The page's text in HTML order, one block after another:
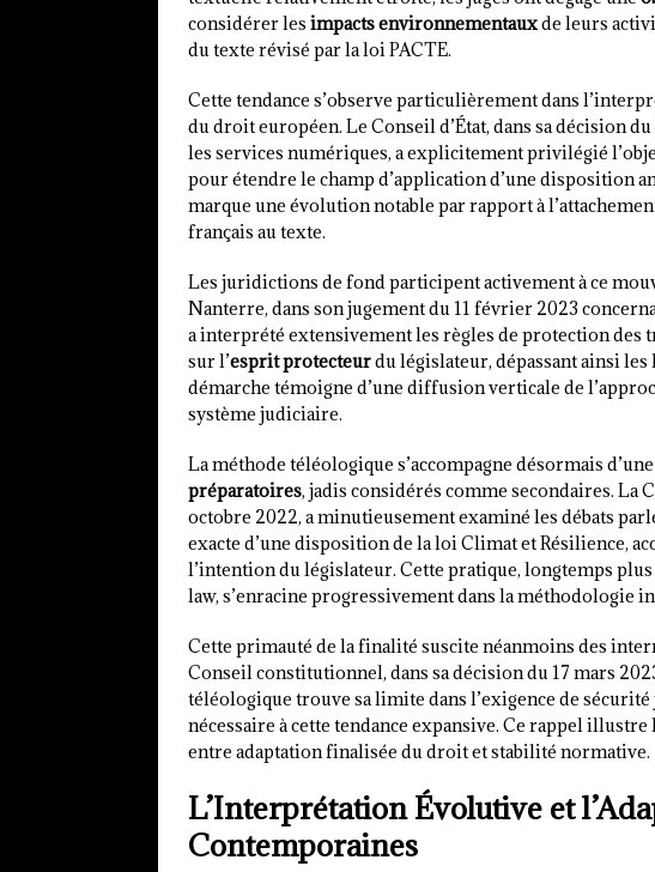
considérer les impacts environnementauxde leurs
du texte révisé par la loi PACTE.
Cette tendance s’observe particulièrement dans
du droit européen. Le Conseil d’État, dans sa décision
les services numériques, a explicitement privilégié
pour étendre le champ d’application d’une disposition
marque une évolution notable par rapport à
français au texte.
Les juridictions de fond participent activement à ce
Nanterre, dans son jugement du 11 février 2023
a interprété extensivement les règles de protection des
sur l’esprit protecteurdu législateur, dépassant ainsi
démarche témoigne d’une diffusion verticale de
système judiciaire.
La méthode téléologique s’accompagne désormais
préparatoires, jadis considérés comme secondaires. La
octobre 2022, a minutieusement examiné les débats
exacte d’une disposition de la loi Climat et Résilience,
l’intention du législateur. Cette pratique, longtemps
law, s’enracine progressivement dans la méthodologie
Cette primauté de la finalité suscite néanmoins des
Conseil constitutionnel, dans sa décision du 17 mars
téléologique trouve sa limite dans l’exigence de
nécessaire à cette tendance expansive. Ce rappel
entre adaptation finalisée du droit et stabilité normative.
L’Interprétation Évolutive et
Contemporaines